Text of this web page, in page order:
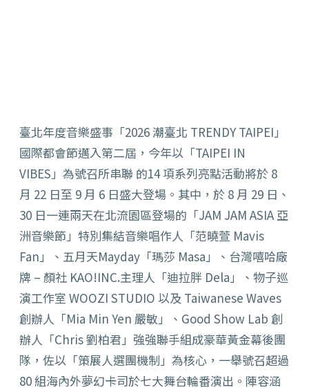
臺北年度音樂盛事「2026 潮臺北 TRENDY TAIPEI」
國際都會節邁入第二屆，今年以「TAIPEI IN
VIBES」為號召所串聯 的14 項系列亮點活動將於 8
月 22 日至 9 月 6 日盛大登場。其中，於 8 月 29 日、
30 日一連兩天在北流園區登場的「JAM JAM ASIA 亞
洲音樂節」特別集結音樂唱作人「范曉萱 Mavis
Fan」、五月天Mayday「瑪莎 Masa」、台灣嘻哈廠
牌 – 顏社 KAO!INC.主理人「迪拉胖 Dela」、物子巡
演工作室 WOOZI STUDIO 以及 Taiwanese Waves
創辦人「Mia Min Yen 嚴敏」、Good Show Lab 創
辦人「Chris 劉柏君」強強聯手組成豪華黃金幕後團
隊，佐以「策展人選團機制」為核心，一舉號召超過
80 組海內外夢幻卡司於七大舞台輪番演出。陣容涵